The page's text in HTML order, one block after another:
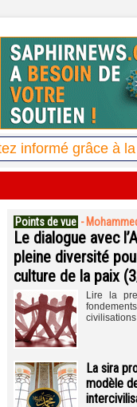
Points de vue -
Le dialogue avec
pleine diversité
culture de la paix
Lire la
La sira
modèle